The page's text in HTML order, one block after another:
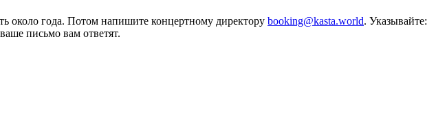
около года. Потом напишите концертному директору booking@kasta.world. Указывайте:
письмо вам ответят.